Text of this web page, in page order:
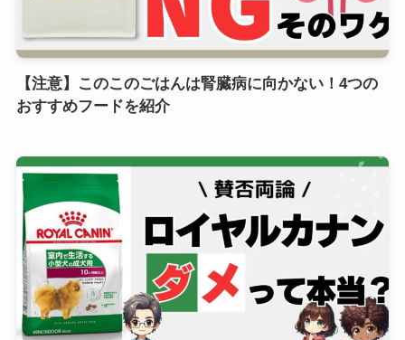
【注意】このこのごはんは腎臓病に向かない！4つの
おすすめフードを紹介